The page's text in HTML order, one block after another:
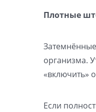
Плотные
организма.
«включить»
Если